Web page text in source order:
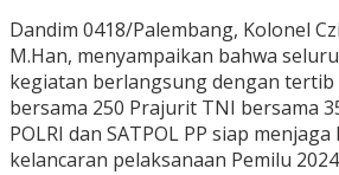
Dandim 0418/Palembang, Kolonel
M.Han, menyampaikan bahwa
kegiatan berlangsung dengan tertib
bersama 250 Prajurit TNI bersama
POLRI dan SATPOL PP siap
kelancaran pelaksanaan Pemilu